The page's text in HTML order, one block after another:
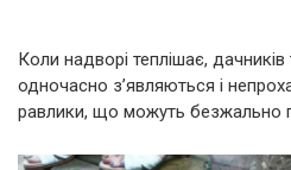
Коли надворі теплішає, дачників
одночасно з’являються і
равлики, що можуть безжально